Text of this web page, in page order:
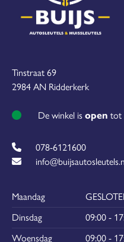
Tinstraat 69
2984 AN Ridderkerk
De winkel is open tot
078-6121600
Maandag
Dinsdag
09:00 -
Woensdag
09:00 -